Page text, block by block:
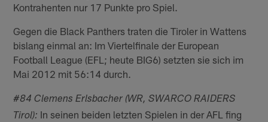
Kontrahenten nur 17 Punkte pro Spiel.
Gegen die Black Panthers traten die Tiroler in Wattens
bislang einmal an: Im Viertelfinale der European
Football League (EFL; heute BIG6) setzten sie sich im
Mai 2012 mit 56:14 durch.
#84 Clemens Erlsbacher (WR, SWARCO RAIDERS
Tirol): In seinen beiden letzten Spielen in der AFL fing